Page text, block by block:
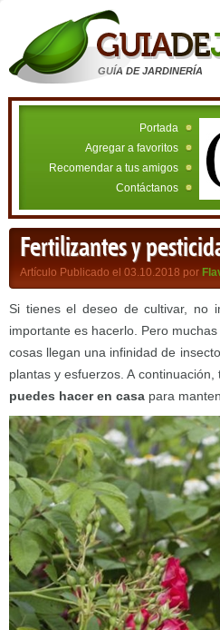
GUÍA DE JARDINERÍA
Portada
Agregar a favoritos
Recomendar a tus amigos
Contáctanos
Fertilizantes y
Artículo Publicado el 03.10.2018 por
Si tienes el deseo de cultivar,
importante es hacerlo. Pero
cosas llegan una infinidad de
plantas y esfuerzos. A
puedes hacer en casa para